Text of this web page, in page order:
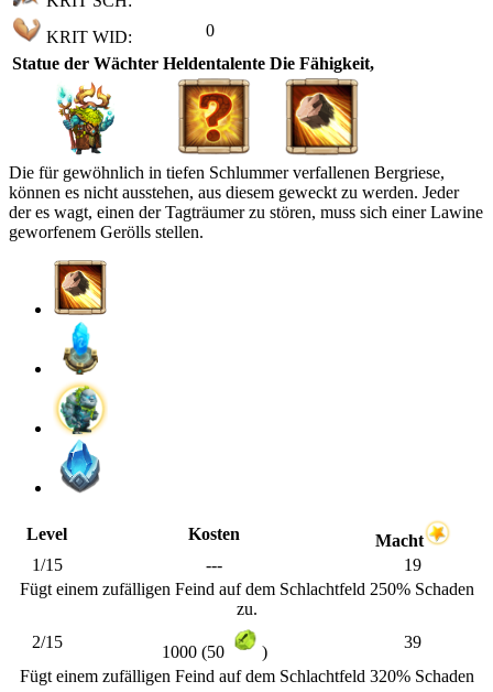
KRIT WID:
0
Statue der Wächter Heldentalente Die Fähigkeit,
Die für gewöhnlich in tiefen Schlummer verfallenen Bergriese,
können es nicht ausstehen, aus diesem geweckt zu werden. Jeder
der es wagt, einen der Tagträumer zu stören, muss sich einer Lawine
geworfenem Gerölls stellen.
Level Kosten
Macht
1/15
---
19
Fügt einem zufälligen Feind auf dem Schlachtfeld 250% Schaden
zu.
2/15
1000 (50 )
39
Fügt einem zufälligen Feind auf dem Schlachtfeld 320% Schaden